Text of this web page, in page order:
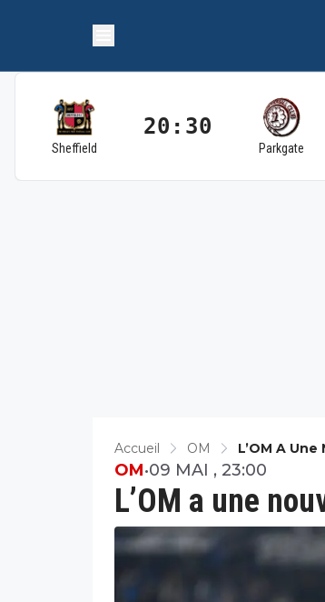
Sheffield
20:30
Parkgate
Accueil OM L’OM A
L’OM a une
OM•09 MAI , 23:00